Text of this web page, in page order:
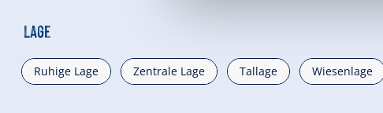
Lage
Ruhige Lage Zentrale Lage Tallage Wiesenlage